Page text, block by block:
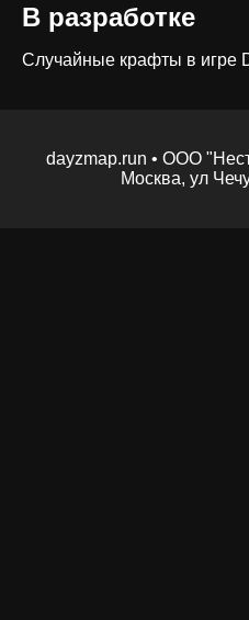
В разработке
Случайные крафты в игре
dayzmap.run • ООО
Москва, ул